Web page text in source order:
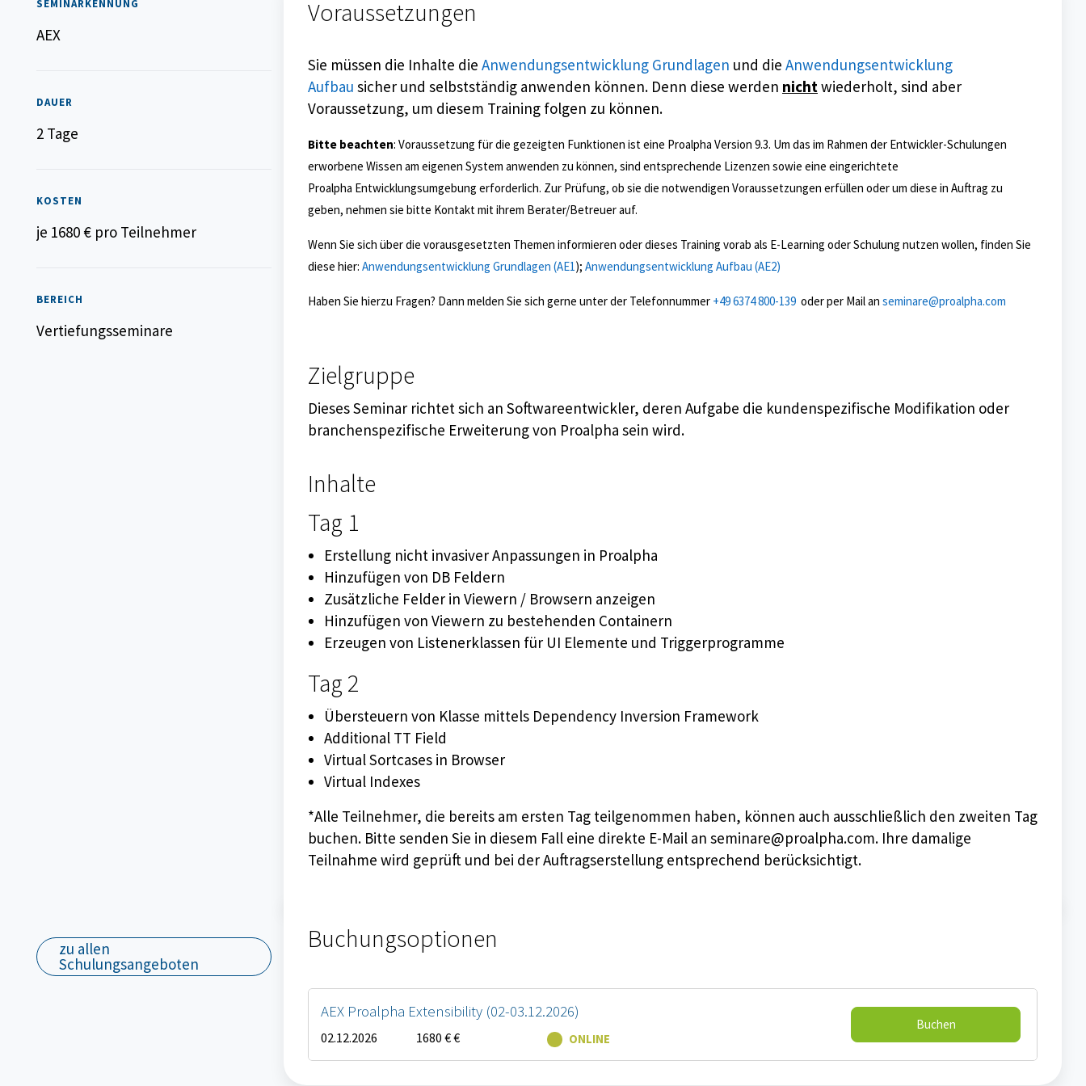
SEMINARKENNUNG
AEX
DAUER
2 Tage
KOSTEN
je 1680 € pro Teilnehmer
BEREICH
Vertiefungsseminare
Voraussetzungen
Sie müssen die Inhalte die Anwendungsentwicklung Grundlagen und die Anwendungsentwicklung
Aufbau sicher und selbstständig anwenden können. Denn diese werden nichtwiederholt, sind aber
Voraussetzung, um diesem Training folgen zu können.
Bitte beachten: Voraussetzung für die gezeigten Funktionen ist eine Proalpha Version 9.3. Um das im Rahmen der Entwickler-Schulungen
erworbene Wissen am eigenen System anwenden zu können, sind entsprechende Lizenzen sowie eine eingerichtete
Proalpha Entwicklungsumgebung erforderlich. Zur Prüfung, ob sie die notwendigen Voraussetzungen erfüllen oder um diese in Auftrag zu
geben, nehmen sie bitte Kontakt mit ihrem Berater/Betreuer auf.
Wenn Sie sich über die vorausgesetzten Themen informieren oder dieses Training vorab als E-Learning oder Schulung nutzen wollen, finden Sie
diese hier: Anwendungsentwicklung Grundlagen (AE1); Anwendungsentwicklung Aufbau (AE2)
Haben Sie hierzu Fragen? Dann melden Sie sich gerne unter der Telefonnummer +49 6374 800-139 oder per Mail an seminare@proalpha.com
Zielgruppe
Dieses Seminar richtet sich an Softwareentwickler, deren Aufgabe die kundenspezifische Modifikation oder
branchenspezifische Erweiterung von Proalpha sein wird.
Inhalte
Tag 1
Erstellung nicht invasiver Anpassungen in Proalpha
Hinzufügen von DB Feldern
Zusätzliche Felder in Viewern / Browsern anzeigen
Hinzufügen von Viewern zu bestehenden Containern
Erzeugen von Listenerklassen für UI Elemente und Triggerprogramme
Tag 2
Übersteuern von Klasse mittels Dependency Inversion Framework
Additional TT Field
Virtual Sortcases in Browser
Virtual Indexes
*Alle Teilnehmer, die bereits am ersten Tag teilgenommen haben, können auch ausschließlich den zweiten Tag
buchen. Bitte senden Sie in diesem Fall eine direkte E-Mail an seminare@proalpha.com. Ihre damalige
Teilnahme wird geprüft und bei der Auftragserstellung entsprechend berücksichtigt.
zu allen
Schulungsangeboten
Buchungsoptionen überspringen
Buchungsoptionen
AEX Proalpha Extensibility (02-03.12.2026)
02.12.2026 1680 € € ONLINE
Buchen